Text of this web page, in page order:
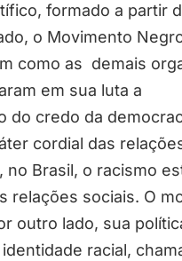
formado a partir
o Movimento
como as demais
em sua luta a
do credo da
cordial das
no Brasil, o racismo
relações sociais. O
outro lado, sua
racial,